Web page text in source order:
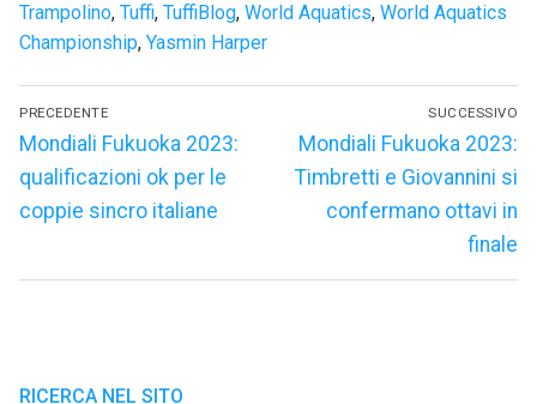
Trampolino, Tuffi, TuffiBlog, World Aquatics, World Aquatics
Championship, Yasmin Harper
Navigazione
articoli
PRECEDENTE
Articolo
precedente:
Mondiali Fukuoka 2023:
qualificazioni ok per le
coppie sincro italiane
SUCCESSIVO
Articolo
successivo:
Mondiali Fukuoka 2023:
Timbretti e Giovannini si
confermano ottavi in
finale
RICERCA NEL SITO